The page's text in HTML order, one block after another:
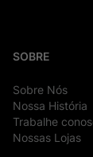
SOBRE
Sobre Nós
Nossa História
Trabalhe
Nossas Lojas